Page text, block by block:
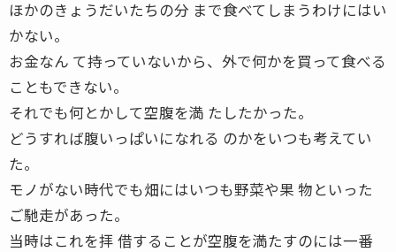
ほかのきょうだいたちの分 まで食べてしまうわけにはい
かない。
お金なん て持っていないから、外で何かを買って食べる
こともできない。
それでも何とかして空腹を満 たしたかった。
どうすれば腹いっぱいになれる のかをいつも考えてい
た。
モノがない時代でも畑にはいつも野菜や果 物といった
ご馳走があった。
当時はこれを拝 借することが空腹を満たすのには一番